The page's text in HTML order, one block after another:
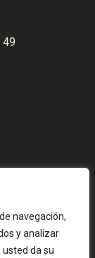
navegación,
y analizar
usted da su
49